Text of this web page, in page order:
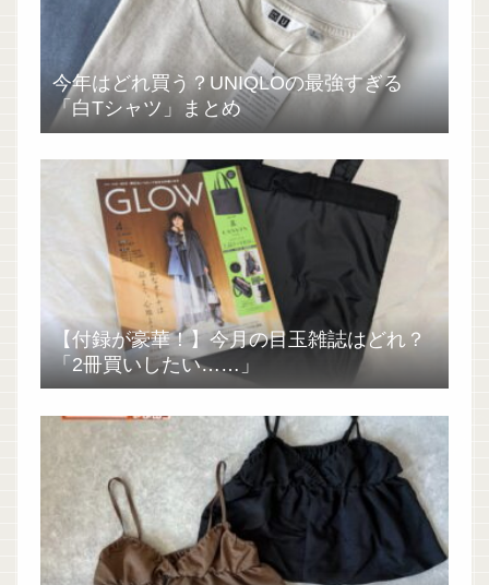
今年はどれ買う？UNIQLOの最強すぎる
「白Tシャツ」まとめ
【付録が豪華！】今月の目玉雑誌はどれ？
「2冊買いしたい……」